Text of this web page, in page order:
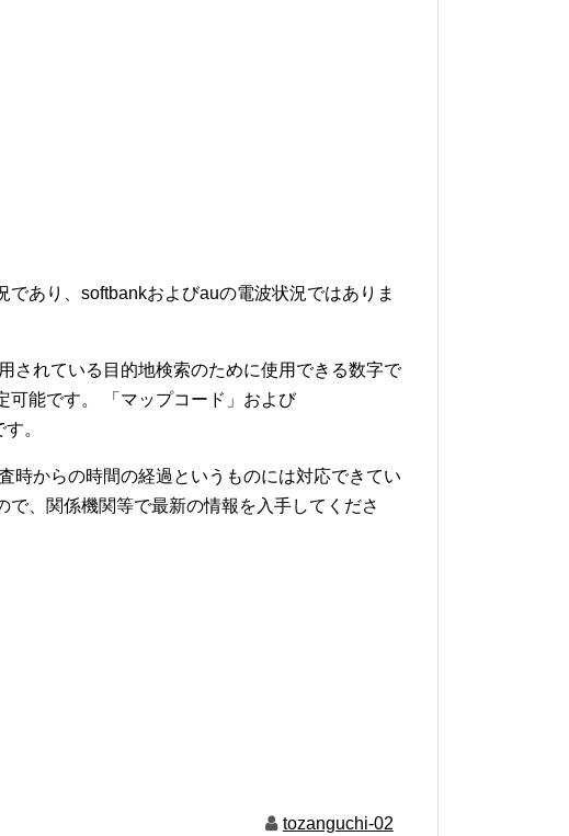
であり、softbankおよびauの電波状況ではありま
されている目的地検索のために使用できる数字で
可能です。 「マップコード」および
。
時からの時間の経過というものには対応できてい
、関係機関等で最新の情報を入手してくださ
tozanguchi-02